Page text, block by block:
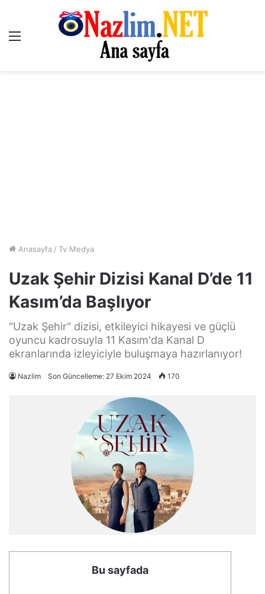
Menü
Anasayfa / Tv Medya
Uzak Şehir Dizisi Kanal D’de 11
Kasım’da Başlıyor
"Uzak Şehir" dizisi, etkileyici hikayesi ve güçlü
oyuncu kadrosuyla 11 Kasım'da Kanal D
ekranlarında izleyiciyle buluşmaya hazırlanıyor!
Nazlim Son Güncelleme: 27 Ekim 2024 170
Bu sayfada